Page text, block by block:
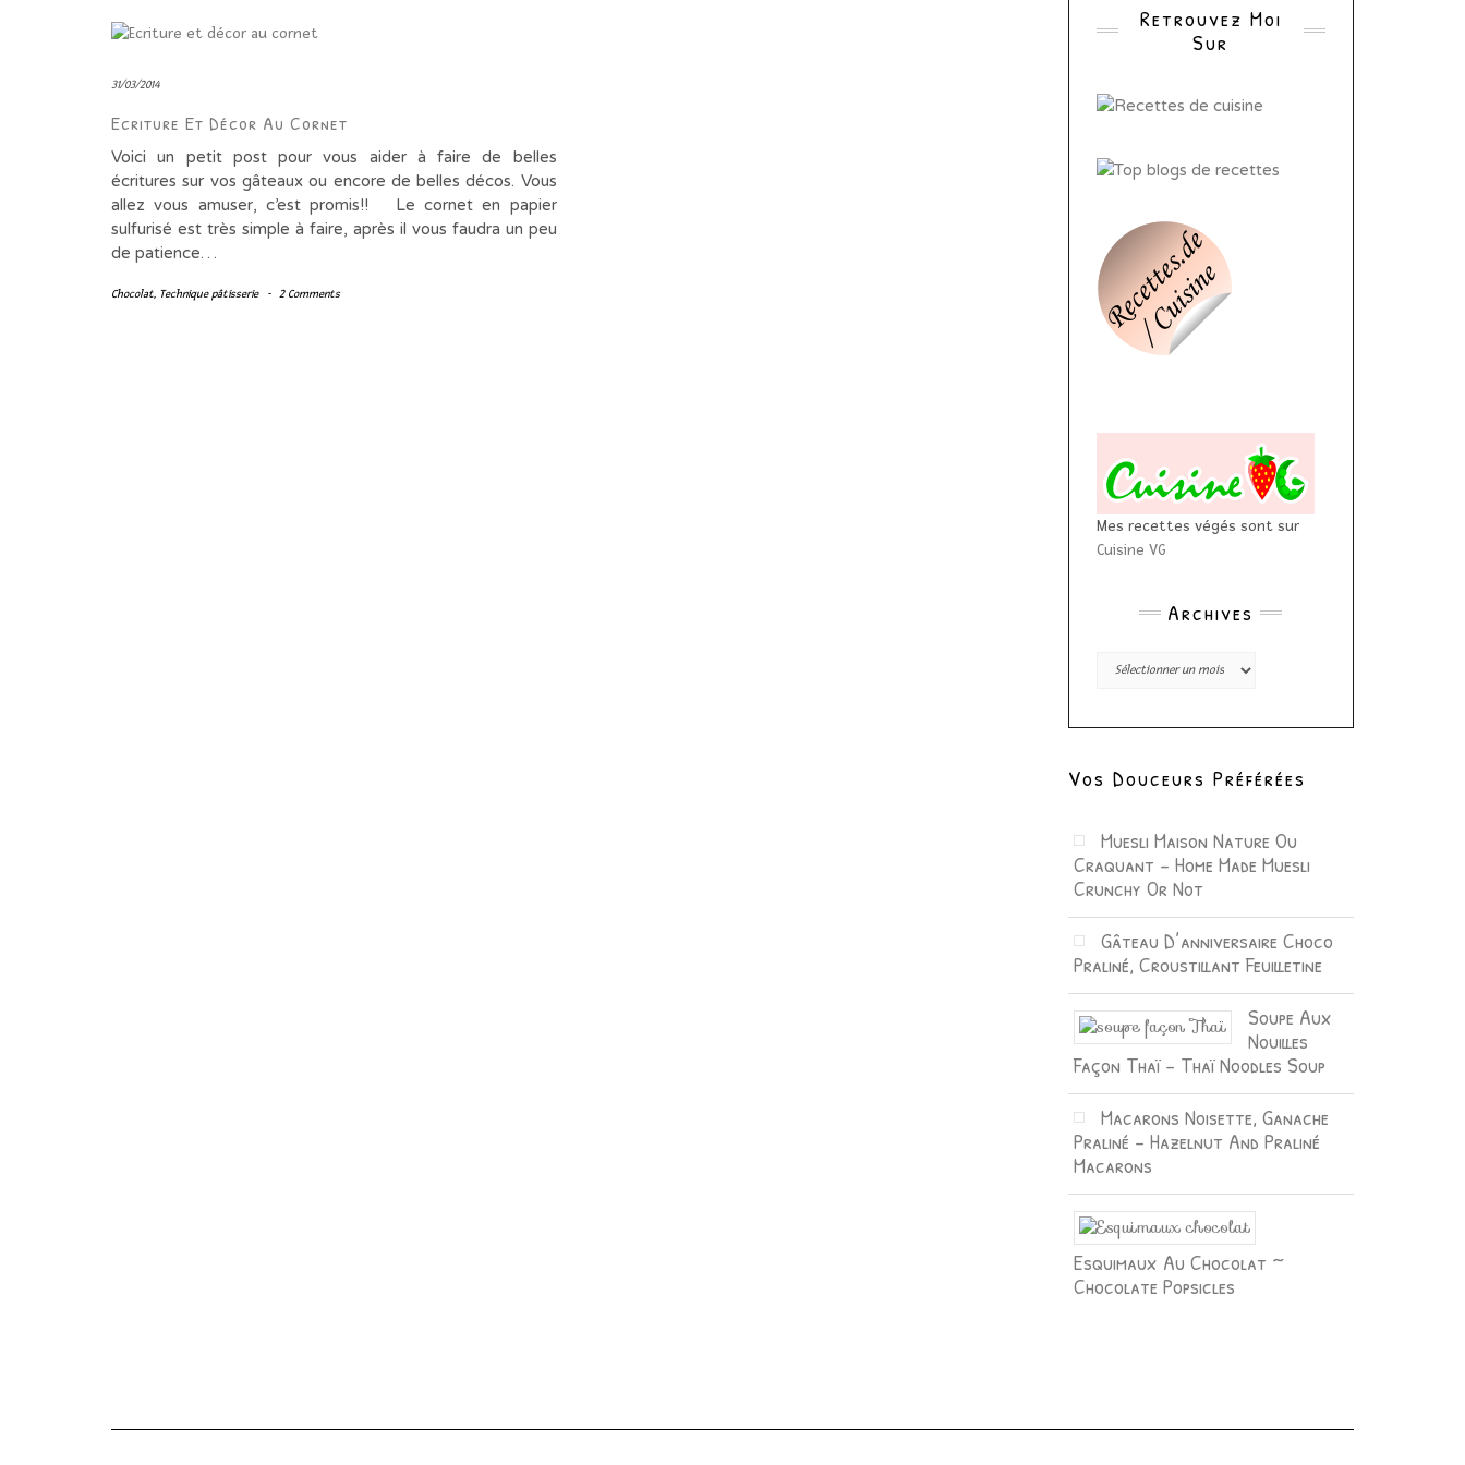
31/03/2014
Ecriture Et Décor Au Cornet
Voici un petit post pour vous aider à faire de belles
écritures sur vos gâteaux ou encore de belles décos. Vous
allez vous amuser, c’est promis!! Le cornet en papier
sulfurisé est très simple à faire, après il vous faudra un peu
de patience…
Chocolat, Technique pâtisserie - 2 Comments
Retrouvez Moi
Sur
Mes recettes végés sont sur
Cuisine VG
Archives
Archives
Vos Douceurs Préférées
Muesli Maison Nature Ou
Craquant – Home Made Muesli
Crunchy Or Not
Gâteau D’anniversaire Choco
Praliné, Croustillant Feuilletine
Soupe Aux
Nouilles
Façon Thaï – Thaï Noodles Soup
Macarons Noisette, Ganache
Praliné – Hazelnut And Praliné
Macarons
Esquimaux Au Chocolat ~
Chocolate Popsicles